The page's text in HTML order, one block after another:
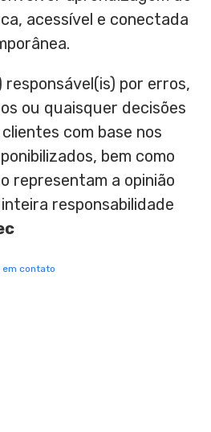
acessível e conectada
responsável(is) por erros,
ou quaisquer decisões
com base nos
bem como
representam a opinião
responsabilidade
em contato